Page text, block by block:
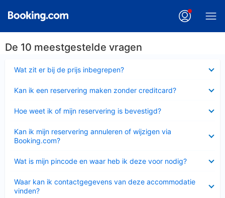
De 10 meestgestelde vragen
Wat zit er bij de prijs inbegrepen?
Kan ik een reservering maken zonder creditcard?
Hoe weet ik of mijn reservering is bevestigd?
Kan ik mijn reservering annuleren of wijzigen via
Booking.com?
Wat is mijn pincode en waar heb ik deze voor nodig?
Waar kan ik contactgegevens van deze accommodatie
vinden?